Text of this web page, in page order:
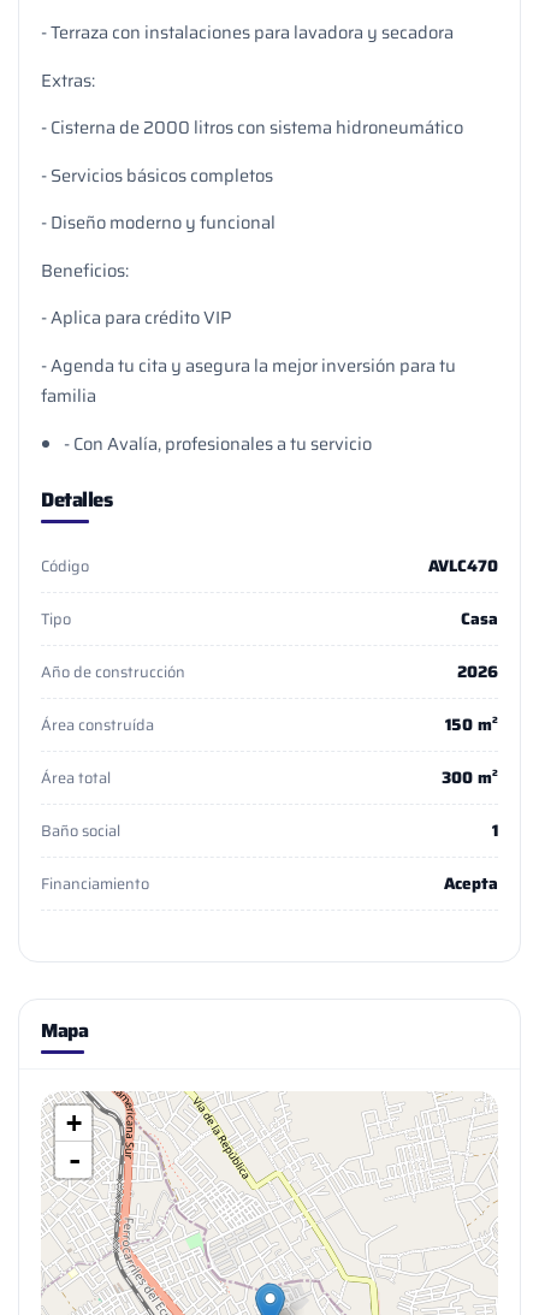
- Terraza con instalaciones para lavadora y secadora
Extras:
- Cisterna de 2000 litros con sistema hidroneumático
- Servicios básicos completos
- Diseño moderno y funcional
Beneficios:
- Aplica para crédito VIP
- Agenda tu cita y asegura la mejor inversión para tu
familia
- Con Avalía, profesionales a tu servicio
Detalles
Código AVLC470
Tipo Casa
Año de construcción 2026
Área construída 150 m²
Área total 300 m²
Baño social 1
Financiamiento Acepta
Mapa
+
-